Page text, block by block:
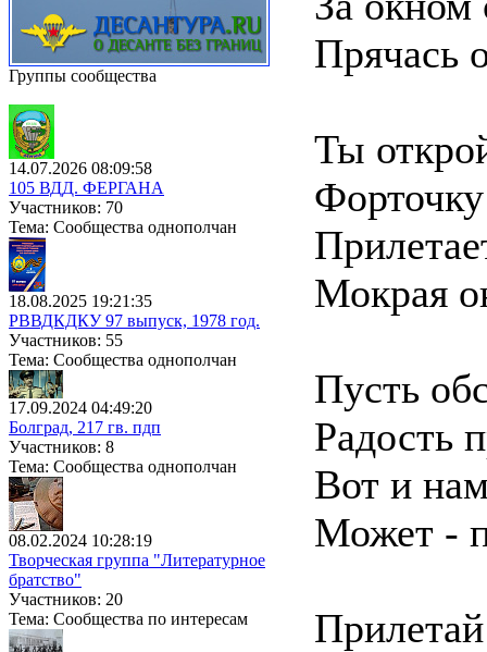
Группы сообщества
14.07.2026 08:09:58
105 ВДД. ФЕРГАНА
Участников: 70
Тема: Сообщества однополчан
18.08.2025 19:21:35
РВВДКДКУ 97 выпуск, 1978 год.
Участников: 55
Тема: Сообщества однополчан
17.09.2024 04:49:20
Болград, 217 гв. пдп
Участников: 8
Тема: Сообщества однополчан
08.02.2024 10:28:19
Творческая группа "Литературное
братство"
Участников: 20
Тема: Сообщества по интересам
Прячась
Ты
Мокрая
Пусть
Радость
Вот и
Может -